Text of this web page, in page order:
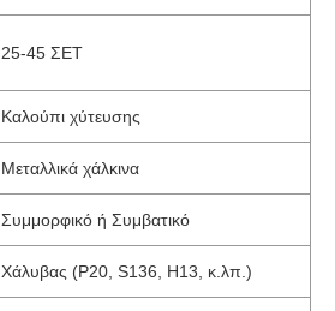
25-45 ΣΕΤ
Καλούπι χύτευσης
Μεταλλικά χάλκινα
Συμμορφικό ή Συμβατικό
Χάλυβας (P20, S136, H13, κ.λπ.)